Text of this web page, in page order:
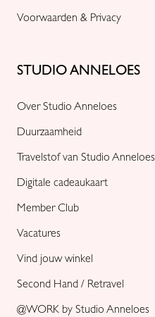
STUDIO ANNELOES
Over Studio Anneloes
Duurzaamheid
Travelstof van Studio Anneloes
Digitale cadeaukaart
Member Club
Vacatures
Vind jouw winkel
Second Hand / Retravel
@WORK by Studio Anneloes
Voorwaarden & Privacy